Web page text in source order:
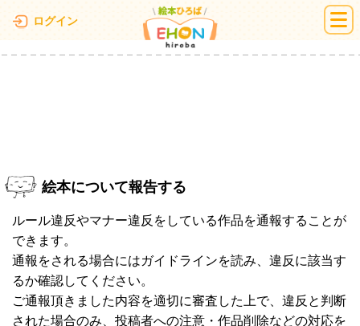
ログイン 絵本ひろば
絵本について報告する
ルール違反やマナー違反をしている作品を通報することが
できます。
通報をされる場合にはガイドラインを読み、違反に該当す
るか確認してください。
ご通報頂きました内容を適切に審査した上で、違反と判断
された場合のみ、投稿者への注意・作品削除などの対応を